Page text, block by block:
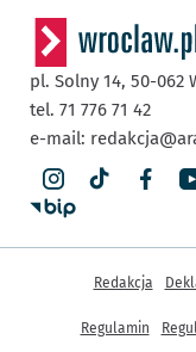
pl. Solny 14, 50-062
tel. 71 776 71 42
e-mail:
Inne
Redakcja
Regulamin